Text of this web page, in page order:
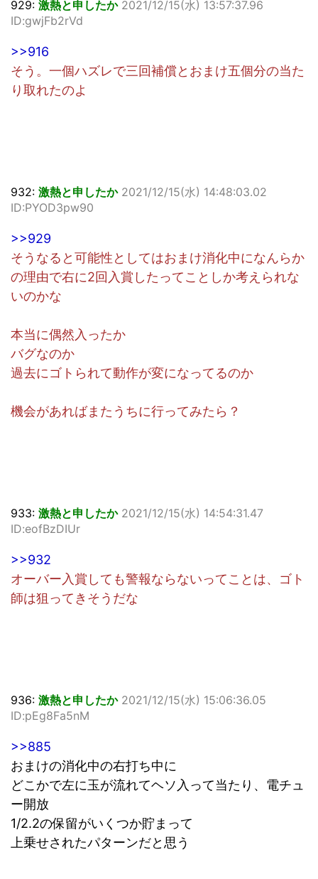
929: 激熱と申したか 2021/12/15(水) 13:57:37.96
ID:gwjFb2rVd
>>916
そう。一個ハズレで三回補償とおまけ五個分の当た
り取れたのよ
932: 激熱と申したか 2021/12/15(水) 14:48:03.02
ID:PYOD3pw90
>>929
そうなると可能性としてはおまけ消化中になんらか
の理由で右に2回入賞したってことしか考えられな
いのかな
本当に偶然入ったか
バグなのか
過去にゴトられて動作が変になってるのか
機会があればまたうちに行ってみたら？
933: 激熱と申したか 2021/12/15(水) 14:54:31.47
ID:eofBzDIUr
>>932
オーバー入賞しても警報ならないってことは、ゴト
師は狙ってきそうだな
936: 激熱と申したか 2021/12/15(水) 15:06:36.05
ID:pEg8Fa5nM
>>885
おまけの消化中の右打ち中に
どこかで左に玉が流れてヘソ入って当たり、電チュ
ー開放
1/2.2の保留がいくつか貯まって
上乗せされたパターンだと思う